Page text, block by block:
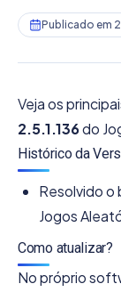
Publicado em
Veja os
2.5.1.136do
Histórico da
Resolvido o
Jogos
Como atualizar?
No próprio